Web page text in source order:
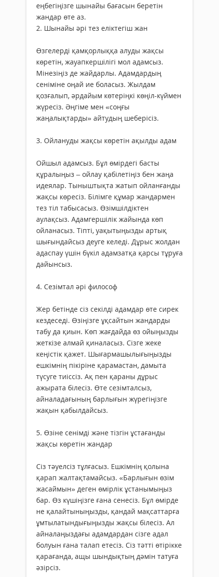
еңбегіңізге шынайы бағасын беретін
жандар өте аз.
2. Шынайы әрі тез еліктегіш жан
Өзгелерді қамқорлыққа алуды жақсы
көретін, жауапкершілігі мол адамсыз.
Мінезіңіз де жайдарлы. Адамдардың
сеніміне оңай ие боласыз. Жылдам
қозғалып, әрдайым көтеріңкі көңіл-күймен
жүресіз. Әңгіме мен «соңғы
жаңалықтарды» айтудың шеберісіз.
3. Ойлануды жақсы көретін ақылды адам
Ойшыл адамсыз. Бұл өмірдегі басты
құралыңыз – ойлау қабілетіңіз бен жаңа
идеялар. Тыныштықта жатып ойланғанды
жақсы көресіз. Білімге құмар жандармен
тез тіл табысасыз. Өзімшілдіктен
аулақсыз. Адамгершілік жайында көп
ойланасыз. Тіпті, уақытыңызды артық
шығындайсыз деуге келеді. Дұрыс жолдан
адаспау үшін бүкіл адамзатқа қарсы тұруға
дайынсыз.
4. Сезімтал әрі философ
Жер бетінде сіз секілді адамдар өте сирек
кездеседі. Өзіңізге ұқсайтын жандарды
табу да қиын. Көп жағдайда өз ойыңызды
жеткізе алмай қиналасыз. Сізге жеке
кеңістік қажет. Шығармашылығыңызды
ешкімнің пікіріне қарамастан, дамыта
түсуге тиіссіз. Ақ пен қараны дұрыс
ажырата білесіз. Өте сезімталсыз,
айналадағының барлығын жүрегіңізге
жақын қабылдайсыз.
5. Өзіне сенімді және тізгін ұстағанды
жақсы көретін жандар
Сіз тәуелсіз тұлғасыз. Ешкімнің қолына
қарап жалтақтамайсыз. «Барлығын өзім
жасаймын» деген өмірлік ұстанымыңыз
бар. Өз күшіңізге ғана сенесіз. Бұл өмірде
не қалайтыныңызды, қандай мақсаттарға
ұмтылатындығыңызды жақсы білесіз. Ал
айналаңыздағы адамдардан сізге адал
болуын ғана талап етесіз. Сіз тәтті өтірікке
қарағанда, ащы шындықтың дәмін татуға
әзірсіз.